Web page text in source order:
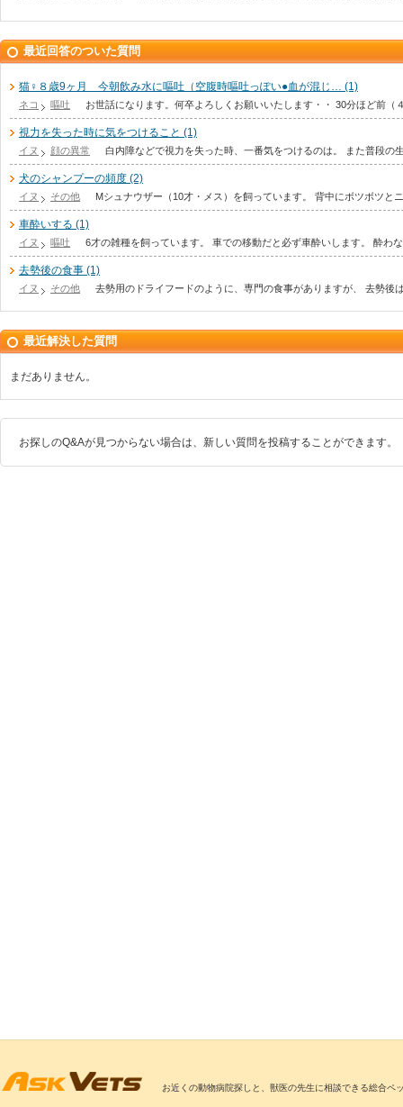
最近回答のついた質問
猫♀８歳9ヶ月 今朝飲み水に嘔吐（空腹時嘔吐っぽい●血が混じ… (1)
ネコ 嘔吐 お世話になります。何卒よろしくお願いいたします・・ 30分ほど前
視力を失った時に気をつけること (1)
イヌ 顔の異常 白内障などで視力を失った時、一番気をつけるのは。 また普段の
犬のシャンプーの頻度 (2)
イヌ その他 Mシュナウザー（10才・メス）を飼っています。 背中にボツボツ
車酔いする (1)
イヌ 嘔吐 6才の雑種を飼っています。 車での移動だと必ず車酔いします。 酔わ
去勢後の食事 (1)
イヌ その他 去勢用のドライフードのように、専門の食事がありますが、 去勢
最近解決した質問
まだありません。
お探しのQ&Aが見つからない場合は、新しい質問を投稿することができます。
お近くの動物病院探しと、獣医の先生に相談できる総合ペ